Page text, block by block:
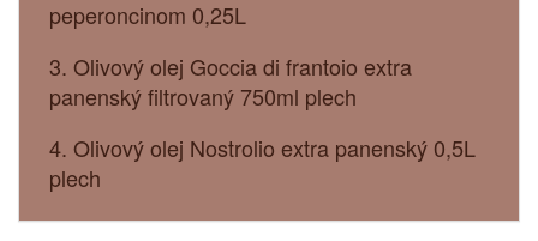
peperoncinom 0,25L
3. Olivový olej Goccia di frantoio extra
panenský filtrovaný 750ml plech
4. Olivový olej Nostrolio extra panenský 0,5L
plech